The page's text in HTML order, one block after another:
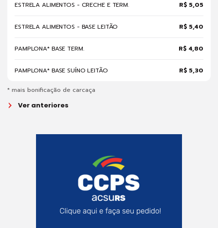
ESTRELA ALIMENTOS - CRECHE E TERM. R$ 5,05
ESTRELA ALIMENTOS - BASE LEITÃO R$ 5,40
PAMPLONA* BASE TERM. R$ 4,80
PAMPLONA* BASE SUÍNO LEITÃO R$ 5,30
* mais bonificação de carcaça
Ver anteriores